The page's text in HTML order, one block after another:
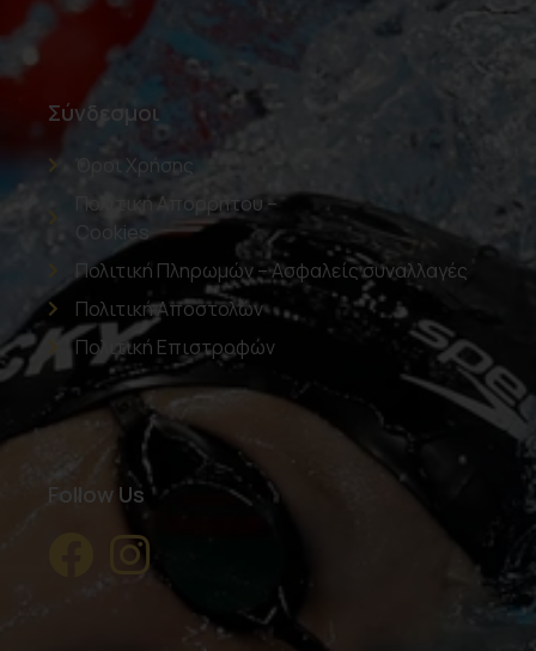
Σύνδεσμοι
Όροι Χρήσης
Πολιτική Απορρήτου –
Cookies
Πολιτική Πληρωμών – Ασφαλείς συναλλαγές
Πολιτική Αποστολών
Πολιτική Επιστροφών
Follow Us